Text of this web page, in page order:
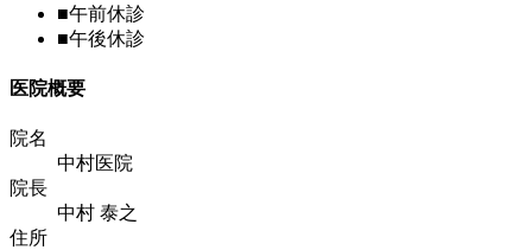
■午前休診
■午後休診
医院概要
院名
中村医院
院長
中村 泰之
住所